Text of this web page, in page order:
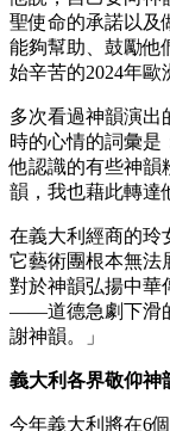
聖使命的承諾以及
能夠幫助、鼓勵他
始辛苦的2024年歐
多次看過神韻演出
時的心情的詞彙
他認識的有些神韻
韻，我也藉此轉達
在義大利經商的玲
它藝術團根本無法
對於神韻弘揚中華
——道德急劇下滑
謝神韻。」
義大利各界敬仰神
今年義大利將在6